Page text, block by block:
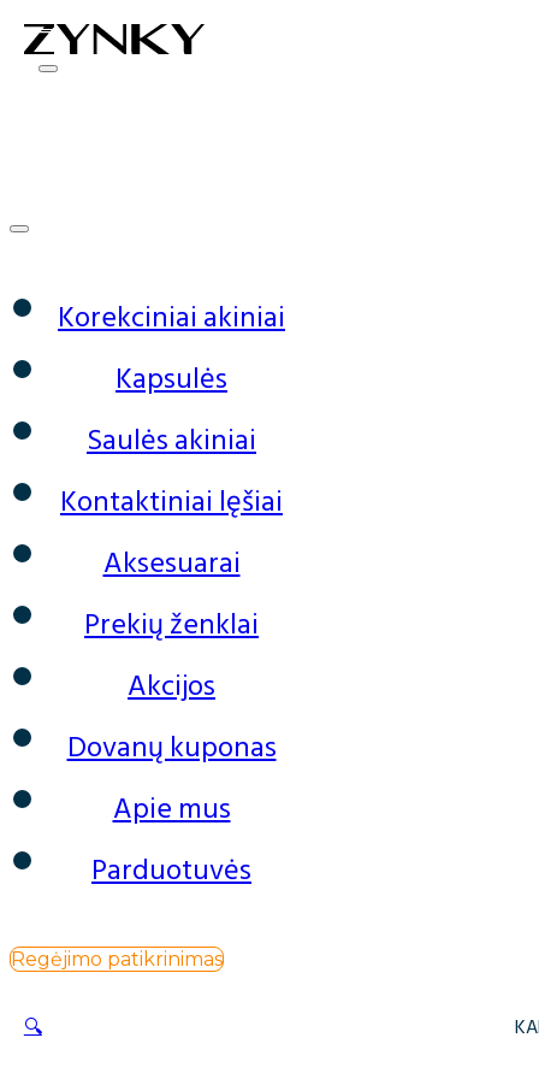
0
Korekciniai akiniai
Kapsulės
Saulės akiniai
Kontaktiniai lęšiai
Aksesuarai
Prekių ženklai
Akcijos
Dovanų kuponas
Apie mus
Parduotuvės
Regėjimo patikrinimas
🔍